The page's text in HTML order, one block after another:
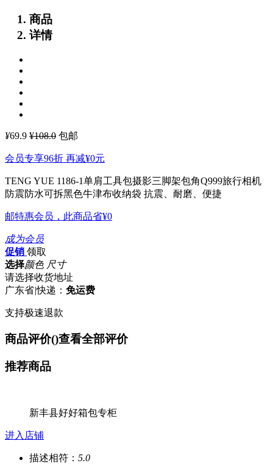
商品
详情
¥69.9 ¥108.0 包邮
会员专享96折 再减¥0元
TENG YUE 1186-1单肩工具包摄影三脚架包角Q999旅行相机
防震防水可拆黑色牛津布收纳袋 抗震、耐磨、便捷
邮特惠会员，此商品省¥0
成为会员
促销 领取
选择颜色 尺寸
请选择收货地址
广东省|快递： 免运费
支持极速退款
商品评价()查看全部评价
推荐商品
新丰县好好箱包专柜
进入店铺
描述相符： 5.0